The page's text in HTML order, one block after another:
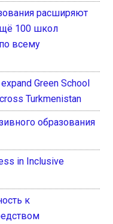
расширяют
100 школ
всему
Green School
Turkmenistan
образования
in Inclusive
к